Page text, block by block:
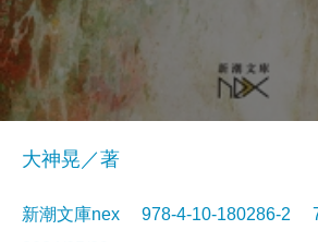
大神晃／著
新潮文庫nex 978-4-10-180286-2